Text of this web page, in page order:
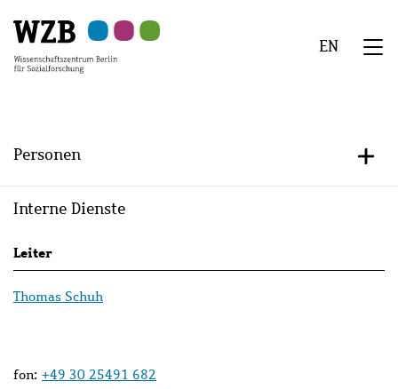
Hauptinhalt
springen
Navigation
springen
Suche
springen
Sekundärnavigation
springen
Fußzeile
springen
EN
Personen +/-
Interne Dienste
Persons
lists
Leiter
Thomas Schuh
fon: +49 30 25491 682